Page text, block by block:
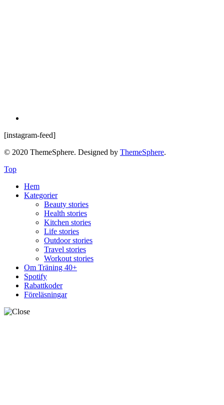
[instagram-feed]
© 2020 ThemeSphere. Designed by ThemeSphere.
Top
Hem
Kategorier
Beauty stories
Health stories
Kitchen stories
Life stories
Outdoor stories
Travel stories
Workout stories
Om Träning 40+
Spotify
Rabattkoder
Föreläsningar